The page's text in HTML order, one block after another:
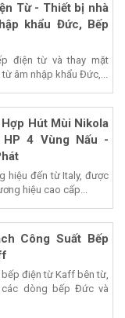
Từ - Thiết bị nhà
khẩu Đức, Bếp
điện từ và thay mặt
âm nhập khẩu Đức,...
Hợp Hút Mùi Nikola
HP 4 Vùng Nấu -
hiệu đến từ Italy, được
hiệu cao cấp...
Công Suất Bếp
điện từ Kaff bên từ,
dòng bếp Đức và